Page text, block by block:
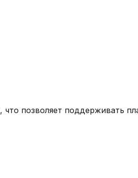
, что позволяет поддерживать